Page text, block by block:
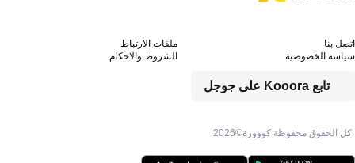
كل الحقوق محفوظة كووورة©2026
تابع Kooora على جوجل
اتصل بنا
ملفات الارتباط
سياسة الخصوصية
الشروط والاحكام